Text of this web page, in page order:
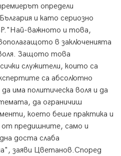
определи
и като сериозно
важното и това,
в заключенията
Защото това
служители, които са
са абсолютно
има политическа воля и да
да ограничиш
което беше практика и
предишните, само и
доста слаба
заяви Цветанов.Според